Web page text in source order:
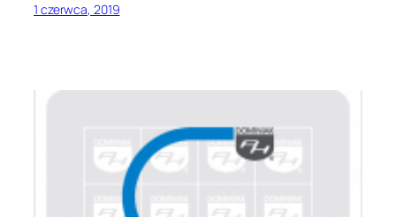
1 czerwca, 2019